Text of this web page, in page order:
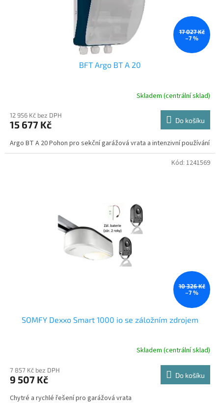
17 027 Kč
–7 %
BFT Argo BT A 20
Skladem (centrální sklad)
12 956 Kč bez DPH
15 677 Kč Do košíku
Argo BT A 20 Pohon pro sekční garážová vrata a intenzivní používání
10 326 Kč
–7 %
SOMFY Dexxo Smart 1000 io se záložním zdrojem
Skladem (centrální sklad)
7 857 Kč bez DPH
9 507 Kč Do košíku
Chytré a rychlé řešení pro garážová vrata
Kód: 1241569